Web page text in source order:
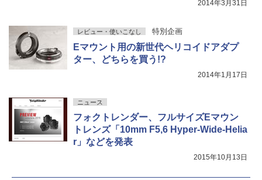
2014年3月31日
レビュー・使いこなし 特別企画
Eマウント用の新世代ヘリコイドアダプ
ター、どちらを買う!?
2014年1月17日
ニュース
フォクトレンダー、フルサイズEマウン
トレンズ「10mm F5,6 Hyper-Wide-Helia
r」などを発表
2015年10月13日